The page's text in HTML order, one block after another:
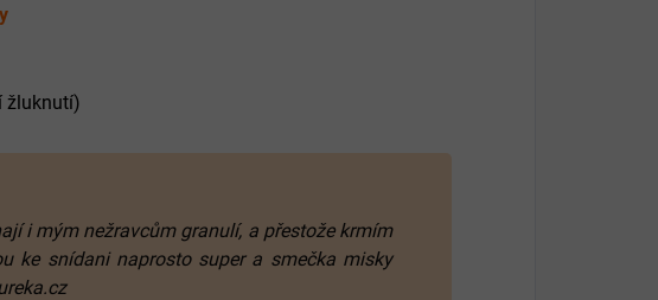
žluknutí)
i mým nežravcům granulí, a přestože krmím
ke snídani naprosto super a smečka misky